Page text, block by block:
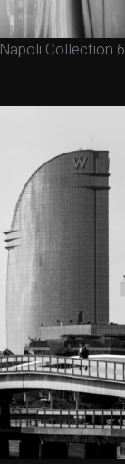
Napoli Collection 6